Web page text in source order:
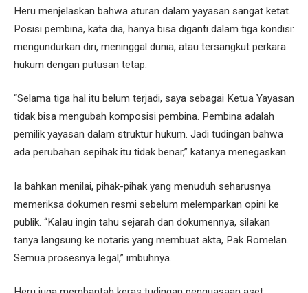
Heru menjelaskan bahwa aturan dalam yayasan sangat ketat.
Posisi pembina, kata dia, hanya bisa diganti dalam tiga kondisi:
mengundurkan diri, meninggal dunia, atau tersangkut perkara
hukum dengan putusan tetap.
“Selama tiga hal itu belum terjadi, saya sebagai Ketua Yayasan
tidak bisa mengubah komposisi pembina. Pembina adalah
pemilik yayasan dalam struktur hukum. Jadi tudingan bahwa
ada perubahan sepihak itu tidak benar,” katanya menegaskan.
Ia bahkan menilai, pihak-pihak yang menuduh seharusnya
memeriksa dokumen resmi sebelum melemparkan opini ke
publik. “Kalau ingin tahu sejarah dan dokumennya, silakan
tanya langsung ke notaris yang membuat akta, Pak Romelan.
Semua prosesnya legal,” imbuhnya.